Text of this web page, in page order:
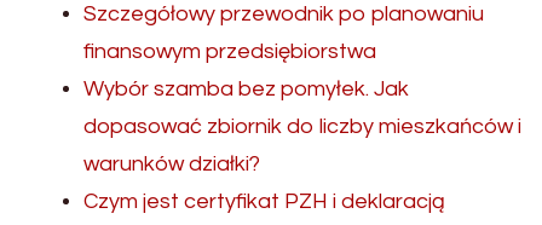
Szczegółowy przewodnik po planowaniu
finansowym przedsiębiorstwa
Wybór szamba bez pomyłek. Jak
dopasować zbiornik do liczby mieszkańców i
warunków działki?
Czym jest certyfikat PZH i deklaracją